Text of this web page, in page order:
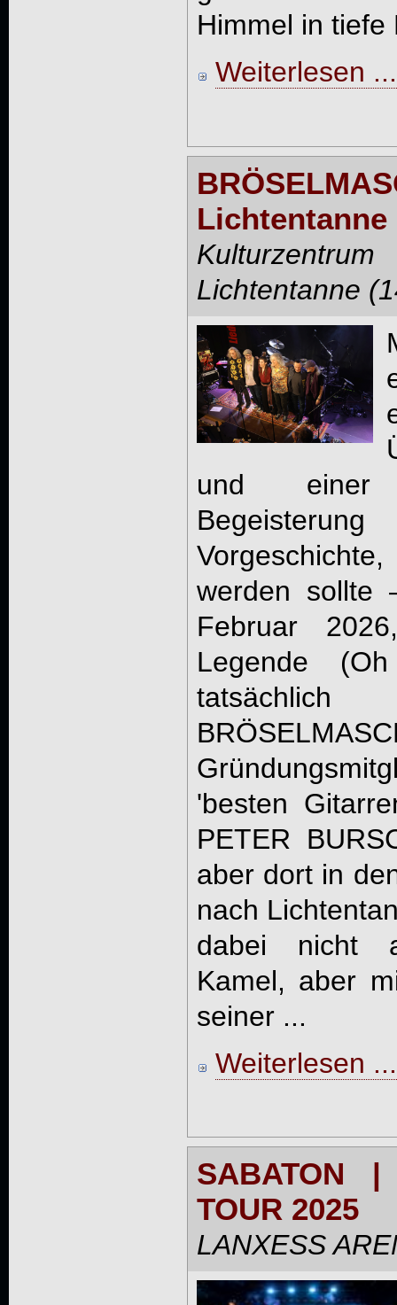
Himmel in tiefe
Weiterlesen ...
Lichtentanne
Lichtentanne
und einer
werden sollte
Februar
Legende
'besten
PETER
aber dort in
nach
dabei nicht
Kamel, aber
seiner ...
Weiterlesen ...
SABATON |
TOUR 2025
LANXESS